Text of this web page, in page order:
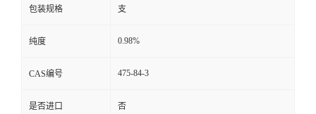
包装规格 支
纯度 0.98%
CAS编号 475-84-3
是否进口 否